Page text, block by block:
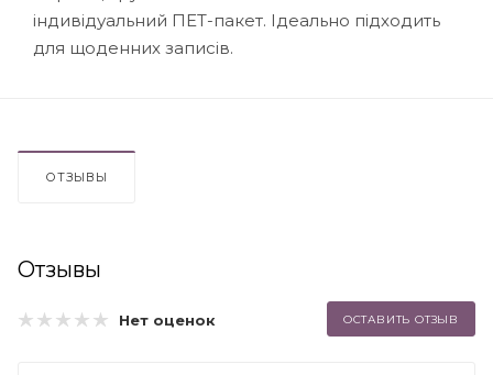
індивідуальний ПЕТ-пакет. Ідеально підходить
для щоденних записів.
ОТЗЫВЫ
Отзывы
Нет оценок ОСТАВИТЬ ОТЗЫВ